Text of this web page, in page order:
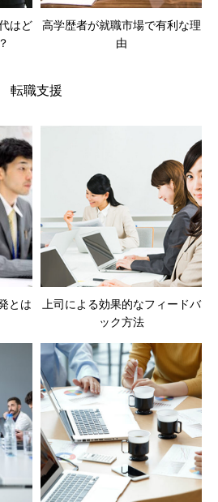
はど
高学歴者が就職市場で有利な理
由
転職支援
とは
上司による効果的なフィードバ
ック方法